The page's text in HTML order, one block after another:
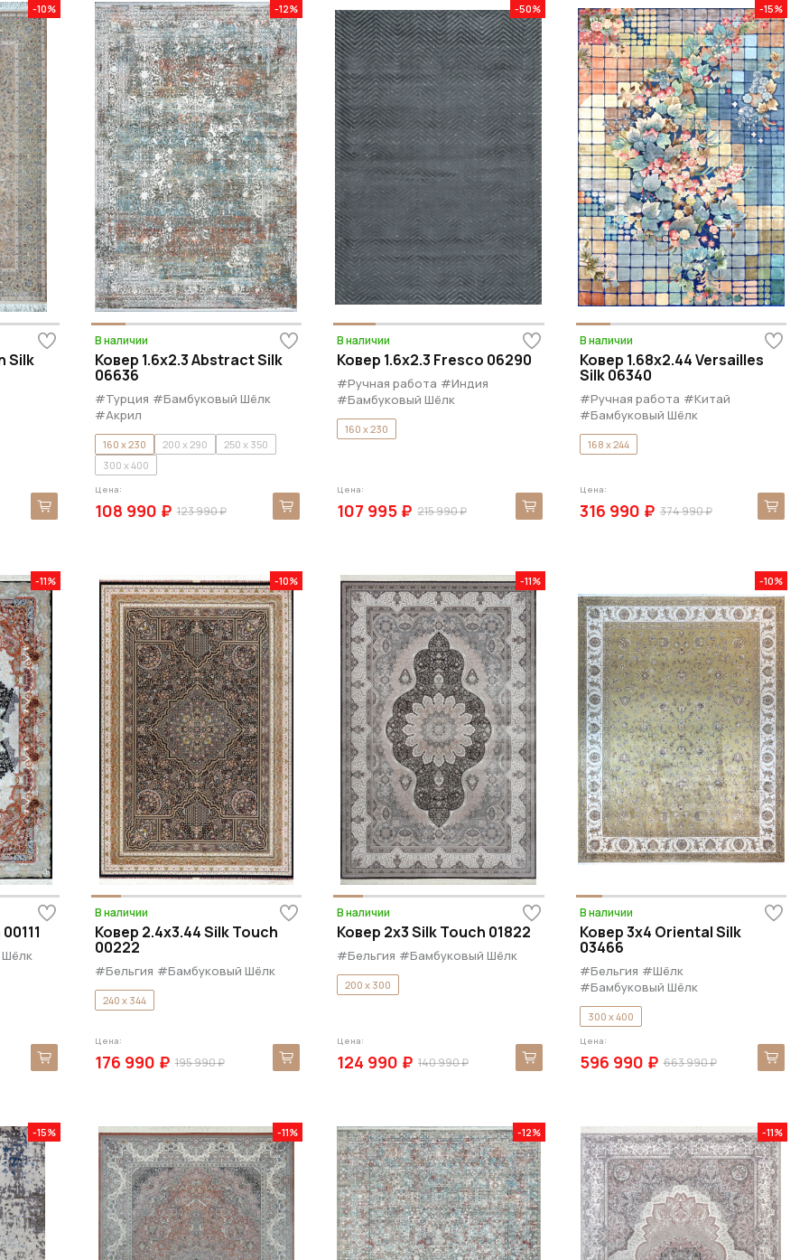
-10%
Silk
-12%
В наличии
Ковер 1.6x2.3 Abstract Silk
06636
#Турция #Бамбуковый Шёлк
#Акрил
160 x 230 200 x 290
250 x 350
300 x 400
Цена:
123 990 ₽
108 990 ₽
-50%
В наличии
Ковер 1.6x2.3 Fresco 06290
#Ручная работа #Индия
#Бамбуковый Шёлк
160 x 230
Цена:
215 990 ₽
107 995 ₽
-15%
В наличии
Ковер 1.68x2.44 Versailles
Silk 06340
#Ручная работа #Китай
#Бамбуковый Шёлк
168 x 244
Цена:
374 990 ₽
316 990 ₽
-11% -10%
В наличии
Ковер 2.4x3.44 Silk Touch
00222
#Бельгия #Бамбуковый Шёлк
240 x 344
Цена:
195 990 ₽
176 990 ₽
-11%
В наличии
Ковер 2x3 Silk Touch 01822
#Бельгия #Бамбуковый Шёлк
200 x 300
Цена:
140 990 ₽
124 990 ₽
-10%
В наличии
Ковер 3x4 Oriental Silk
03466
#Бельгия #Шёлк
#Бамбуковый Шёлк
300 x 400
Цена:
663 990 ₽
596 990 ₽
-15% -11% -12% -11%